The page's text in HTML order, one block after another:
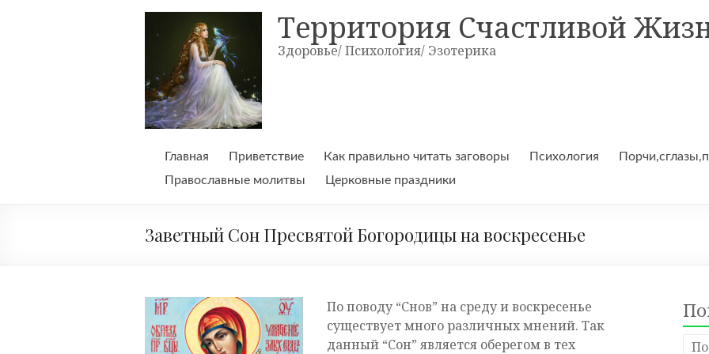
Территория Счастливой
Здоровье/ Психология/ Эзотерика
Главная Приветствие Как правильно читать заговоры Психология
Православные молитвы
Церковные праздники
Заветный Сон Пресвятой Богородицы на воскресенье
По поводу “Снов” на среду и воскресенье
существует много различных мнений. Так
данный “Сон” является оберегом в тех